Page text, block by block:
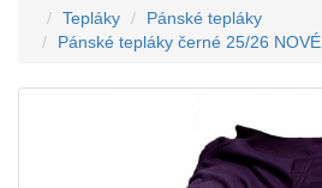
Tepláky
Pánské tepláky
Pánské tepláky černé 25/26 NOVÉ